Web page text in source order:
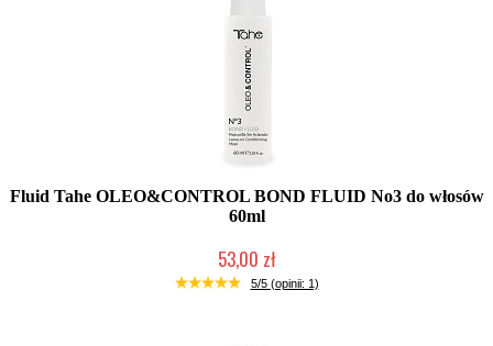
Fluid Tahe OLEO&CONTROL BOND FLUID No3 do włosów
60ml
53,00 zł
Duża ilość (wysyłka w 24h)
5/5 (opinii: 1)